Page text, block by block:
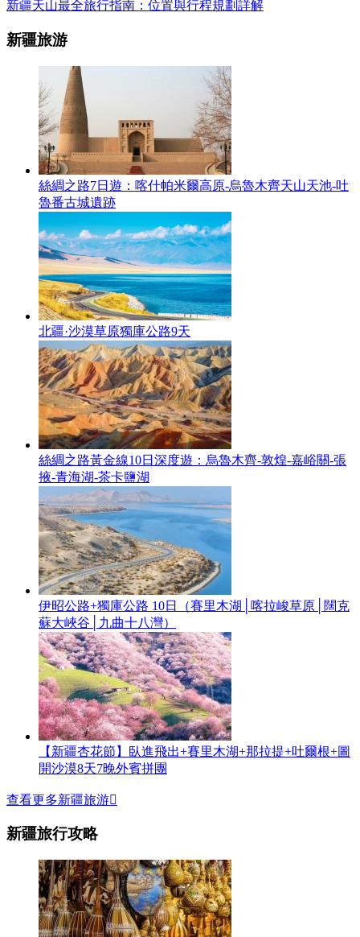
新疆天山最全旅行指南：位置與行程規劃詳解
新疆旅游
絲綢之路7日遊：喀什帕米爾高原-烏魯木齊天山天池-吐
魯番古城遺跡
北疆·沙漠草原獨庫公路9天
絲綢之路黃金線10日深度遊：烏魯木齊-敦煌-嘉峪關-張
掖-青海湖-茶卡鹽湖
伊昭公路+獨庫公路 10日（賽里木湖│喀拉峻草原│闊克
蘇大峽谷│九曲十八灣）
【新疆杏花節】臥進飛出+賽里木湖+那拉提+吐爾根+圖
開沙漠8天7晚外賓拼團
查看更多新疆旅游
新疆旅行攻略